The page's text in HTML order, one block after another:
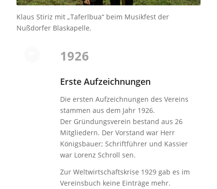
Klaus Stiriz mit „Taferlbua“ beim Musikfest der
Nußdorfer Blaskapelle.
1926
Erste Aufzeichnungen
Die ersten Aufzeichnungen des Vereins
stammen aus dem Jahr 1926.
Der Gründungsverein bestand aus 26
Mitgliedern. Der Vorstand war Herr
Königsbauer; Schriftführer und Kassier
war Lorenz Schroll sen.
Zur Weltwirtschaftskrise 1929 gab es im
Vereinsbuch keine Einträge mehr.